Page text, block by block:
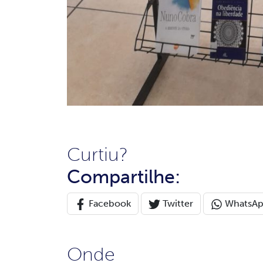
Curtiu?
Compartilhe:
Facebook Twitter
Onde